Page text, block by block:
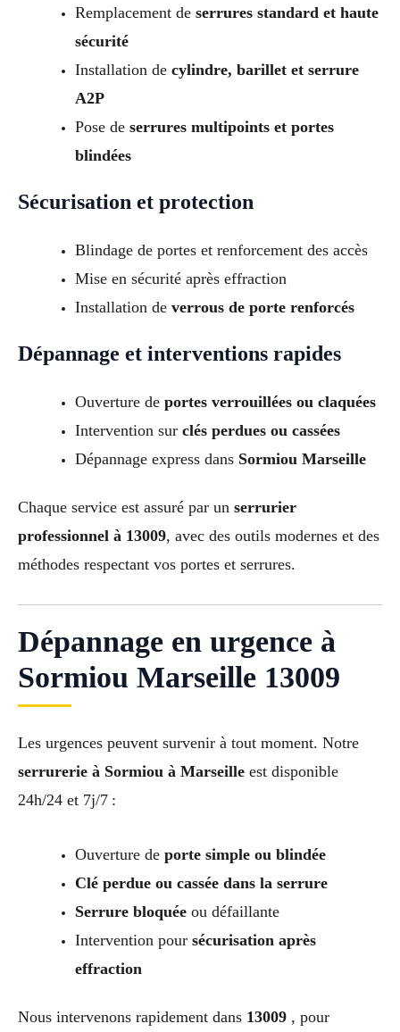
Remplacement de serrures standard et haute
sécurité
Installation de cylindre, barillet et serrure
A2P
Pose de serrures multipoints et portes
blindées
Sécurisation et protection
Blindage de portes et renforcement des accès
Mise en sécurité après effraction
Installation de verrous de porte renforcés
Dépannage et interventions rapides
Ouverture de portes verrouillées ou claquées
Intervention sur clés perdues ou cassées
Dépannage express dans Sormiou Marseille
Chaque service est assuré par un serrurier
professionnel à 13009, avec des outils modernes et des
méthodes respectant vos portes et serrures.
Dépannage en urgence à
Sormiou Marseille 13009
Les urgences peuvent survenir à tout moment. Notre
serrurerie à Sormiou à Marseille est disponible
24h/24 et 7j/7 :
Ouverture de porte simple ou blindée
Clé perdue ou cassée dans la serrure
Serrure bloquéeou défaillante
Intervention pour sécurisation après
effraction
Nous intervenons rapidement dans 13009 , pour